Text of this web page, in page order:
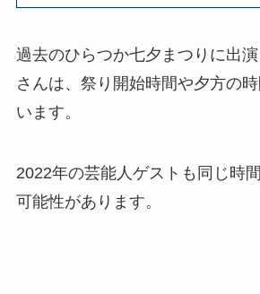
過去のひらつか七夕まつりに出
さんは、祭り開始時間や夕方の
います。
2022年の芸能人ゲストも同じ時
可能性があります。